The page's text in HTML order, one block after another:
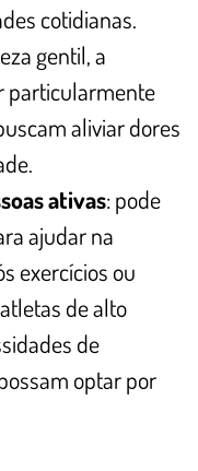
cotidianas.
gentil, a
particularmente
aliviar dores
ativas: pode
ajudar na
exercícios ou
de alto
de
optar por